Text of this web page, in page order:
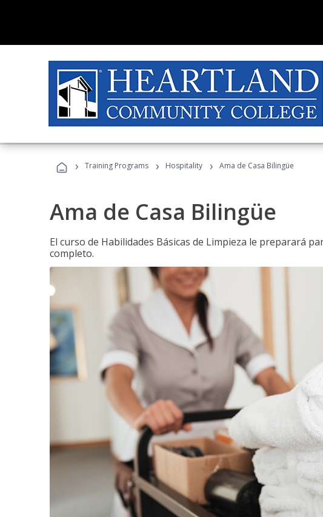
› Training Programs › Hospitality › Ama de Casa Bilingüe
Ama de Casa Bilingüe
El curso de Habilidades Básicas de Limpieza le preparará
completo.